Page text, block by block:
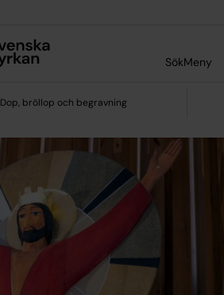
SökMeny
Dop, bröllop och begravning